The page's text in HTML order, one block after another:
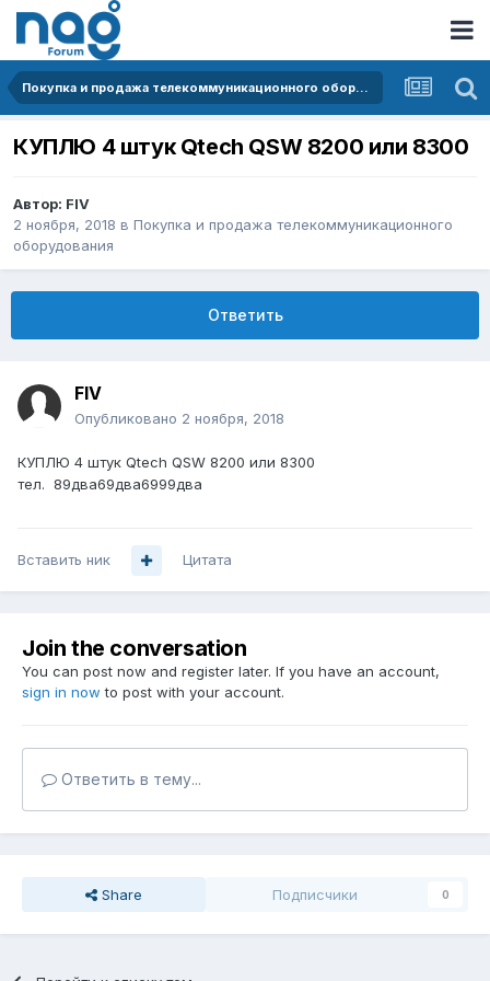
Покупка и продажа телекоммуникационного оборудования
КУПЛЮ 4 штук Qtech QSW 8200 или 8300
Автор: FIV
2 ноября, 2018 в Покупка и продажа телекоммуникационного
оборудования
Ответить
FIV
Опубликовано 2 ноября, 2018
КУПЛЮ 4 штук Qtech QSW 8200 или 8300
тел. 89два69два6999два
Вставить ник Цитата
Join the conversation
You can post now and register later. If you have an account,
sign in now to post with your account.
Ответить в тему...
Share Подписчики 0